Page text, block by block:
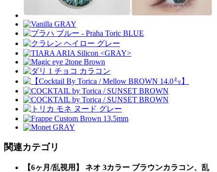
関連カテゴリ
【6ヶ月/乱視用】 ネオ 3カラー ブラウンカラコン、乱